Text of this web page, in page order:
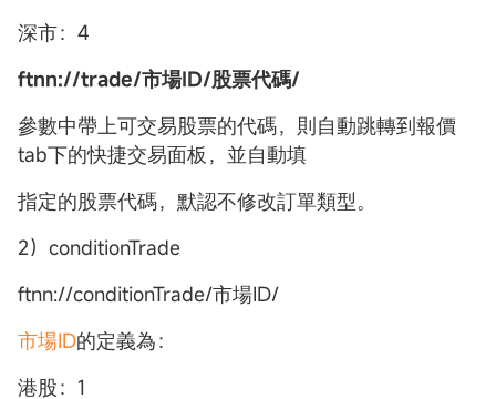
深市：4
ftnn://trade/市場ID/股票代碼/
參數中帶上可交易股票的代碼，則自動跳轉到報價
tab下的快捷交易面板，並自動填
指定的股票代碼，默認不修改訂單類型。
2）conditionTrade
ftnn://conditionTrade/市場ID/
市場ID的定義為：
港股：1